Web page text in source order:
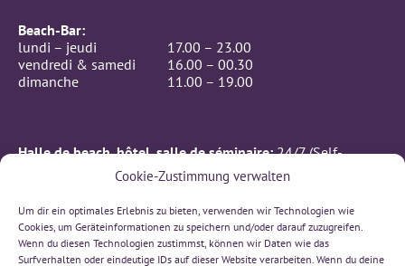
Cookie-Zustimmung verwalten
Um dir ein optimales Erlebnis zu bieten, verwenden wir Technologien wie
Cookies, um Geräteinformationen zu speichern und/oder darauf zuzugreifen.
Wenn du diesen Technologien zustimmst, können wir Daten wie das
Surfverhalten oder eindeutige IDs auf dieser Website verarbeiten. Wenn du deine
Beach-Bar:
lundi – jeudi
17.00 – 23.00
vendredi & samedi
16.00 – 00.30
dimanche
11.00 – 19.00
Halle de beach, hôtel, salle de séminaire:24/7 (Self-
BeachIN GmbH
Rämismatte 7, 3232 Ins
032 312 00 66